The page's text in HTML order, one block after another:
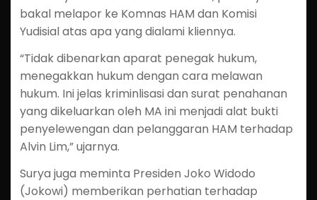
bakal melapor ke Komnas HAM dan Komisi
Yudisial atas apa yang dialami kliennya.
“Tidak dibenarkan aparat penegak hukum,
menegakkan hukum dengan cara melawan
hukum. Ini jelas kriminlisasi dan surat penahanan
yang dikeluarkan oleh MA ini menjadi alat bukti
penyelewengan dan pelanggaran HAM terhadap
Alvin Lim,” ujarnya.
Surya juga meminta Presiden Joko Widodo
(Jokowi) memberikan perhatian terhadap